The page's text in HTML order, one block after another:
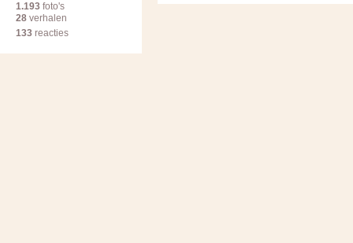
1.193 foto's
28 verhalen
133 reacties